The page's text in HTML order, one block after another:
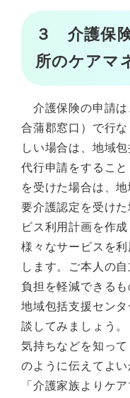
３ 介護保
所のケアマ
介護保険の申請は
合蒲郡窓口）で行
しい場合は、地域
代行申請をするこ
を受けた場合は、
要介護認定を受け
ビス利用計画を作
様々なサービスを
します。ご本人の
負担を軽減できる
地域包括支援セン
談してみましょう
気持ちなどを知っ
のように伝えてよい
「介護家族よりケ